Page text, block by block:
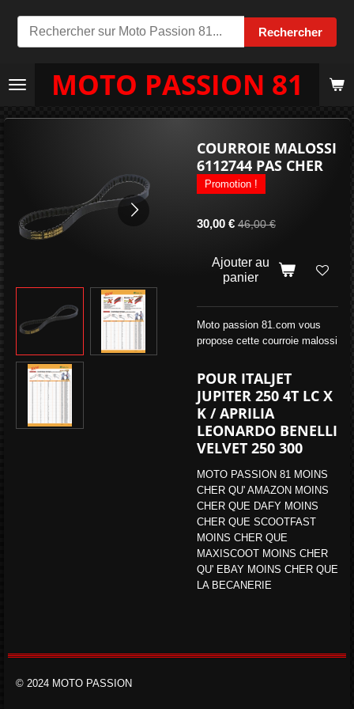
Rechercher
Passer
au
principal
MOTO PASSION 81
COURROIE MALOSSI
6112744 PAS CHER
Promotion !
30,00 € 46,00 €
Ajouter au
panier
Moto passion 81.com vous
propose cette courroie malossi
POUR ITALJET
JUPITER 250 4T LC X
K /APRILIA
LEONARDO BENELLI
VELVET 250 300
MOTO PASSION 81 MOINS
CHER QU' AMAZON MOINS
CHER QUE DAFY MOINS
CHER QUE SCOOTFAST
MOINS CHER QUE
MAXISCOOT MOINS CHER
QU' EBAY MOINS CHER QUE
LA BECANERIE
© 2024 MOTO PASSION